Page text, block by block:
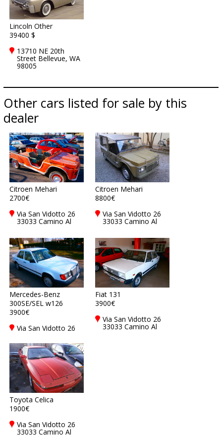
Lincoln Other
39400 $
13710 NE 20th
Street Bellevue, WA
98005
Other cars listed for sale by this
dealer
Citroen Mehari
2700€
Via San Vidotto 26
33033 Camino Al
- UD, Italy
Citroen Mehari
8800€
Via San Vidotto 26
33033 Camino Al
- UD, Italy
Mercedes-Benz
300SE/SEL w126
3900€
Via San Vidotto 26
Tagliamento - Udine
- UD, Italy
Fiat 131
3900€
Via San Vidotto 26
33033 Camino Al
Toyota Celica
1900€
Via San Vidotto 26
33033 Camino Al